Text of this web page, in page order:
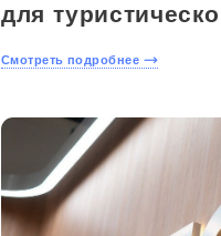
для
Смотреть подробнее